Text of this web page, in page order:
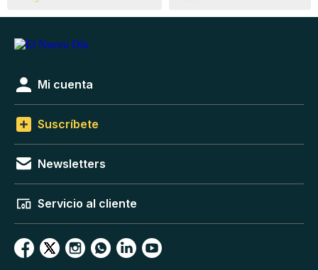
Mi cuenta
Suscríbete
Newsletters
Servicio al cliente